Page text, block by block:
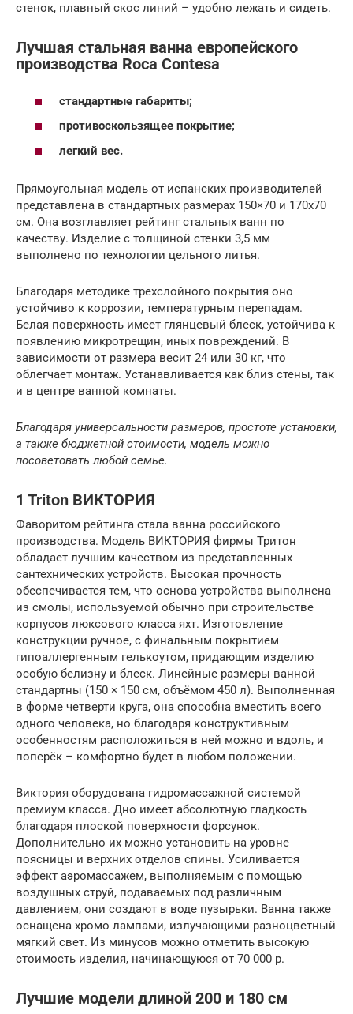
стенок, плавный скос линий – удобно лежать и сидеть.
Лучшая стальная ванна европейского
производства Roca Contesa
стандартные габариты;
противоскользящее покрытие;
легкий вес.
Прямоугольная модель от испанских производителей
представлена в стандартных размерах 150×70 и 170х70
см. Она возглавляет рейтинг стальных ванн по
качеству. Изделие с толщиной стенки 3,5 мм
выполнено по технологии цельного литья.
Благодаря методике трехслойного покрытия оно
устойчиво к коррозии, температурным перепадам.
Белая поверхность имеет глянцевый блеск, устойчива к
появлению микротрещин, иных повреждений. В
зависимости от размера весит 24 или 30 кг, что
облегчает монтаж. Устанавливается как близ стены, так
и в центре ванной комнаты.
Благодаря универсальности размеров, простоте установки,
а также бюджетной стоимости, модель можно
посоветовать любой семье.
1 Triton ВИКТОРИЯ
Фаворитом рейтинга стала ванна российского
производства. Модель ВИКТОРИЯ фирмы Тритон
обладает лучшим качеством из представленных
сантехнических устройств. Высокая прочность
обеспечивается тем, что основа устройства выполнена
из смолы, используемой обычно при строительстве
корпусов люксового класса яхт. Изготовление
конструкции ручное, с финальным покрытием
гипоаллергенным гелькоутом, придающим изделию
особую белизну и блеск. Линейные размеры ванной
стандартны (150 × 150 см, объёмом 450 л). Выполненная
в форме четверти круга, она способна вместить всего
одного человека, но благодаря конструктивным
особенностям расположиться в ней можно и вдоль, и
поперёк – комфортно будет в любом положении.
Виктория оборудована гидромассажной системой
премиум класса. Дно имеет абсолютную гладкость
благодаря плоской поверхности форсунок.
Дополнительно их можно установить на уровне
поясницы и верхних отделов спины. Усиливается
эффект аэромассажем, выполняемым с помощью
воздушных струй, подаваемых под различным
давлением, они создают в воде пузырьки. Ванна также
оснащена хромо лампами, излучающими разноцветный
мягкий свет. Из минусов можно отметить высокую
стоимость изделия, начинающуюся от 70 000 р.
Лучшие модели длиной 200 и 180 см